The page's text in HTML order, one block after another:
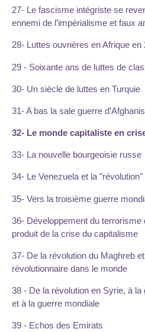
27- Le fascisme intégriste se
ennemi de l’impérialisme et faux
28- Luttes ouvrières en Afrique en
29 - Soixante ans de luttes de
30- Un siècle de luttes en Turquie
31- A bas la sale guerre
32- Le monde capitaliste en
33- La nouvelle bourgeoisie russe
34- Le Venezuela et la
35- Vers la troisième guerre
36- Développement du terrorisme
produit de la crise du capitalisme
37- De la révolution du Maghreb
révolutionnaire dans le monde
38 - De la révolution en Syrie, à
et à la guerre mondiale
39 - Echos des Emirats